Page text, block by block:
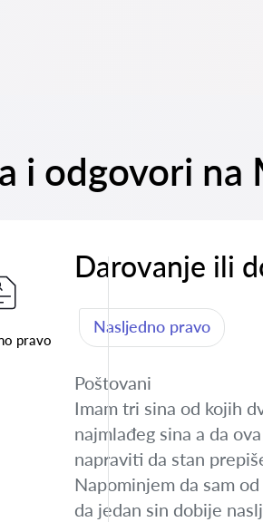
i odgovori
pravo
Darovanje ili
Nasljedno pravo
Poštovani
Imam tri sina od kojih
najmlađeg sina a da
napraviti da stan
Napominjem da sam
da jedan sin dobije